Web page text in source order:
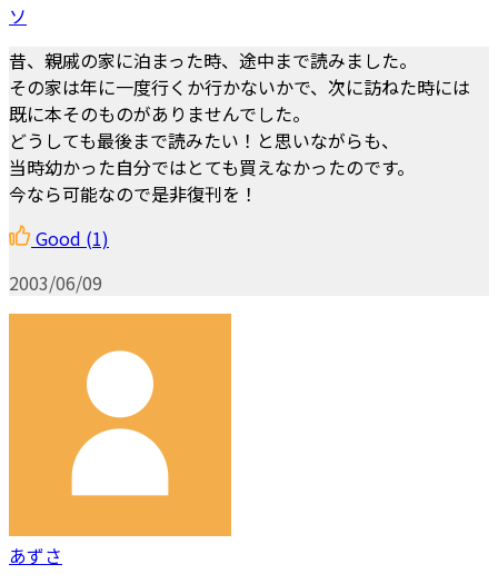
ソ
昔、親戚の家に泊まった時、途中まで読みました。
その家は年に一度行くか行かないかで、次に訪ねた時には
既に本そのものがありませんでした。
どうしても最後まで読みたい！と思いながらも、
当時幼かった自分ではとても買えなかったのです。
今なら可能なので是非復刊を！
Good (1)
2003/06/09
あずさ